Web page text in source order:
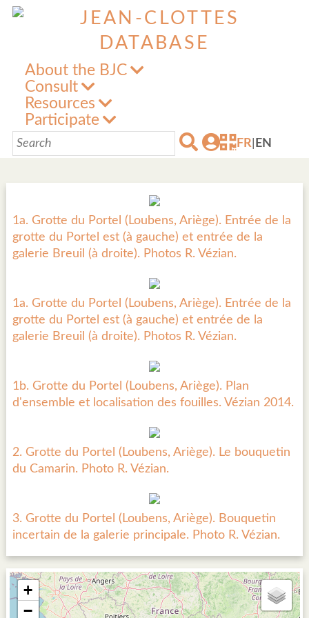
About the BJC
Consult
Resources
Participate
FR EN
1a. Grotte du Portel (Loubens, Ariège). Entrée de la
grotte du Portel est (à gauche) et entrée de la
galerie Breuil (à droite). Photos R. Vézian.
1a. Grotte du Portel (Loubens, Ariège). Entrée de la
grotte du Portel est (à gauche) et entrée de la
galerie Breuil (à droite). Photos R. Vézian.
1b. Grotte du Portel (Loubens, Ariège). Plan
d'ensemble et localisation des fouilles. Vézian 2014.
2. Grotte du Portel (Loubens, Ariège). Le bouquetin
du Camarin. Photo R. Vézian.
3. Grotte du Portel (Loubens, Ariège). Bouquetin
incertain de la galerie principale. Photo R. Vézian.
+
−